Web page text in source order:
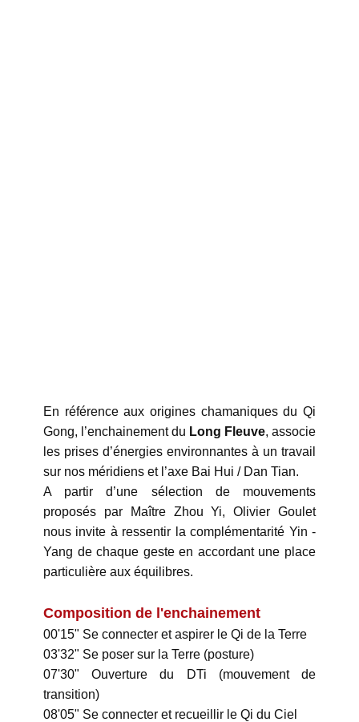
En référence aux origines chamaniques du Qi
Gong, l’enchainement du Long Fleuve, associe
les prises d’énergies environnantes à un travail
sur nos méridiens et l’axe Bai Hui / Dan Tian.
A partir d’une sélection de mouvements
proposés par Maître Zhou Yi, Olivier Goulet
nous invite à ressentir la complémentarité Yin -
Yang de chaque geste en accordant une place
particulière aux équilibres.
Composition de l'enchainement
00'15" Se connecter et aspirer le Qi de la Terre
03'32" Se poser sur la Terre (posture)
07'30" Ouverture du DTi (mouvement de
transition)
08'05" Se connecter et recueillir le Qi du Ciel